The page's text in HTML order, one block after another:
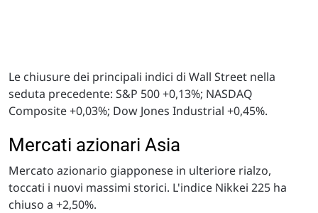
Le chiusure dei principali indici di Wall Street nella
seduta precedente: S&P 500 +0,13%; NASDAQ
Composite +0,03%; Dow Jones Industrial +0,45%.
Mercati azionari Asia
Mercato azionario giapponese in ulteriore rialzo,
toccati i nuovi massimi storici. L'indice Nikkei 225 ha
chiuso a +2,50%.